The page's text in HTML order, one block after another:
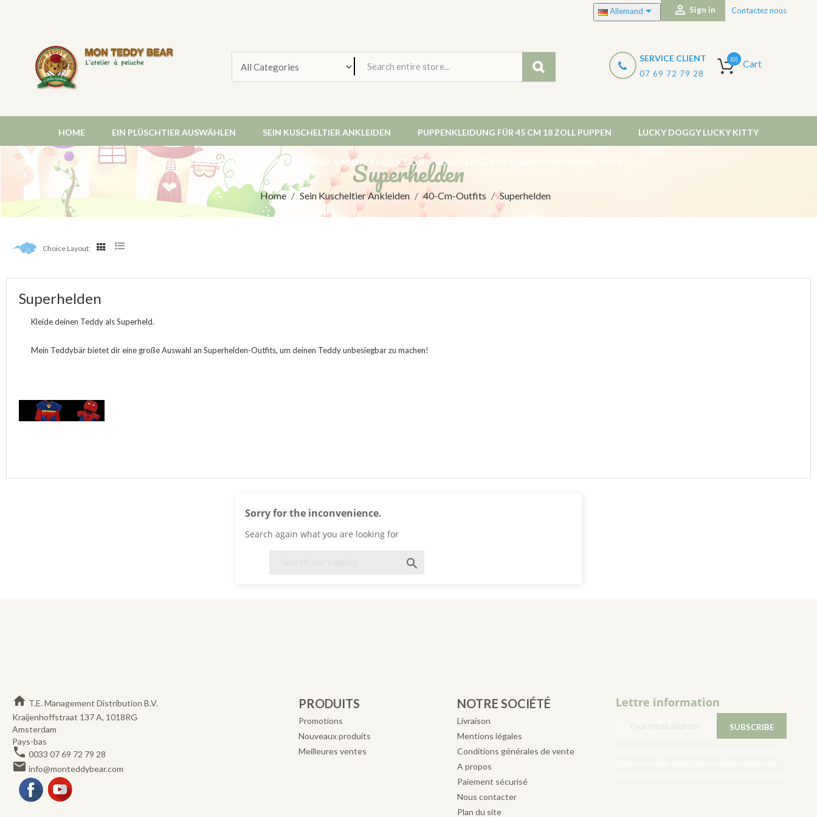
Allemand  Sign in Contactez nous
Cart
(0)
SERVICE CLIENT
07 69 72 79 28
HOME EIN PLÜSCHTIER AUSWÄHLEN SEIN KUSCHELTIER ANKLEIDEN PUPPENKLEIDUNG FÜR 45 CM 18 ZOLL PUPPEN LUCKY DOGGY LUCKY KITTY
PUPPEN / PÜPPCHEN MILO & MILLIE KOLLEKTION — KUSCHELIGE KÄTZCHEN VON ORANGE TOYS
Superhelden
Home Sein Kuscheltier Ankleiden 40-Cm-Outfits Superhelden
Choice Layout:
Superhelden
Kleide deinen Teddy als Superheld.
Mein Teddybär bietet dir eine große Auswahl an Superhelden-Outfits, um deinen Teddy unbesiegbar zu machen!
Sorry for the inconvenience.
Search again what you are looking for

home T.E. Management Distribution B.V.
Kraijenhoffstraat 137 A, 1018RG
Amsterdam
Pays-bas
phone 0033 07 69 72 79 28
email info@monteddybear.com
Facebook
PRODUITS
Promotions
Nouveaux produits
Meilleures ventes
NOTRE SOCIÉTÉ
Livraison
Mentions légales
Conditions générales de vente
A propos
Paiement sécurisé
Nous contacter
Plan du site
Lettre information